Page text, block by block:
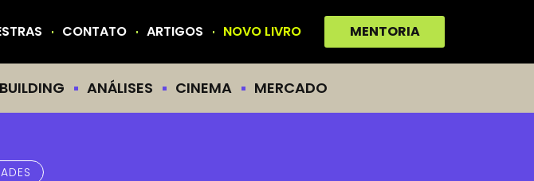
CONTATO ARTIGOS NOVO LIVRO MENTORIA
ANÁLISES CINEMA MERCADO